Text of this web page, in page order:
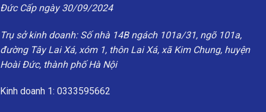
Đức Cấp ngày 30/09/2024
Trụ sở kinh doanh: Số nhà 14B ngách 101a/31, ngõ 101a,
đường Tây Lai Xá, xóm 1, thôn Lai Xá, xã Kim Chung, huyện
Hoài Đức, thành phố Hà Nội
Kinh doanh 1: 0333595662